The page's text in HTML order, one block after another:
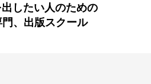
出したい人のための
、出版スクール